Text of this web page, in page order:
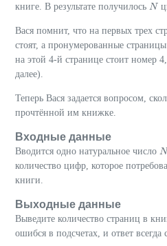
книге. В результате получилось N
N
Вася помнит, что на первых трех
стоят, а пронумерованные
на этой 4-й странице стоит номер
далее).
Теперь Вася задается вопросом,
прочтённой им книжке.
Входные данные
Вводится одно натуральное число N
N
количество цифр, которое
книги.
Выходные данные
Выведите количество страниц в
ошибся в подсчетах, и ответ всегда